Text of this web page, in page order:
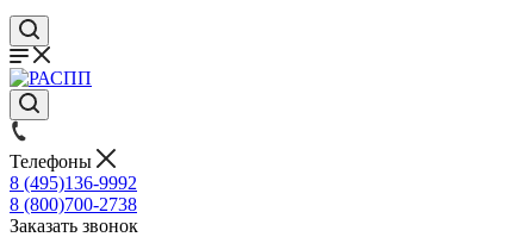
Телефоны
8 (495)136-9992
8 (800)700-2738
Заказать звонок